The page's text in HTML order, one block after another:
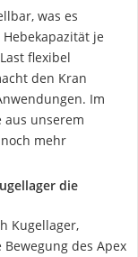
was es
je
flexibel
den Kran
Im
aus unserem
mehr
die
Kugellager,
des Apex